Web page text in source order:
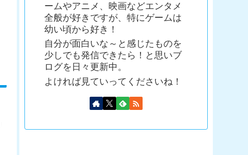
ームやアニメ、映画などエンタメ
全般が好きですが、特にゲームは
幼い頃から好き！
自分が面白いな～と感じたものを
少しでも発信できたら！と思いブ
ログを日々更新中。
よければ見ていってくださいね！